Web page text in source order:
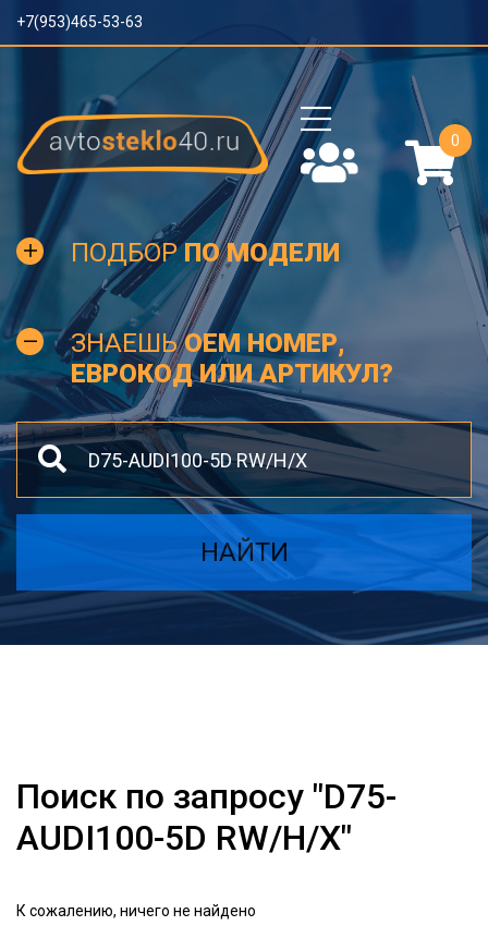
+7(953)465-53-63
0
ПОДБОРПО МОДЕЛИ
ЗНАЕШЬOEM НОМЕР,
ЕВРОКОД ИЛИ АРТИКУЛ?
НАЙТИ
Поиск по запросу "D75-
AUDI100-5D RW/H/X"
К сожалению, ничего не найдено